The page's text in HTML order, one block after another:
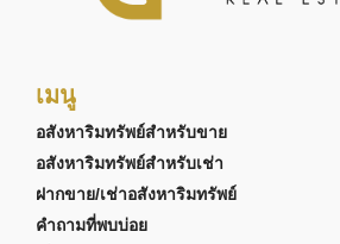
เมนู
อสังหาริมทรัพย์สำหรับขาย
อสังหาริมทรัพย์สำหรับเช่า
ฝากขาย/เช่าอสังหาริมทรัพย์
คำถามที่พบบ่อย